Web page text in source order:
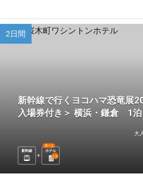
2日間
新幹線で行くヨコハマ恐竜展
入場券付き＞ 横浜・鎌倉 1泊
新幹線 ホテル
選べる
1 泊
大